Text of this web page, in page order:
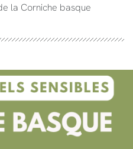
la Corniche basque